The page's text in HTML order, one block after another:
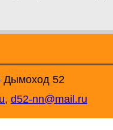
Дымоход
, d52-nn@mail.ru